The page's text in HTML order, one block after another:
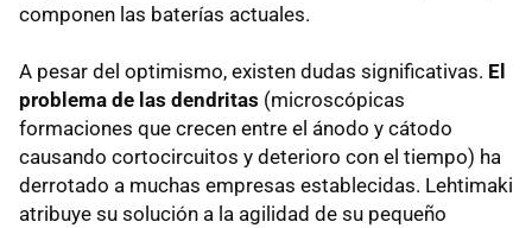
componen las baterías actuales.
A pesar del optimismo, existen dudas significativas. El
problema de las dendritas (microscópicas
formaciones que crecen entre el ánodo y cátodo
causando cortocircuitos y deterioro con el tiempo) ha
derrotado a muchas empresas establecidas. Lehtimaki
atribuye su solución a la agilidad de su pequeño